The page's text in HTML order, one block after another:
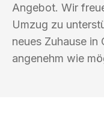
Angebot. Wir
Umzug zu
neues Zuhause in
angenehm wie